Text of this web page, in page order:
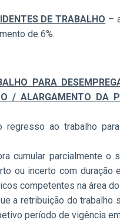
DE TRABALHO –
de 6%.
PARA
/ ALARGAMENTO DA
regresso ao trabalho
cumular parcialmente
ou incerto com
competentes na área
a retribuição do
período de vigência